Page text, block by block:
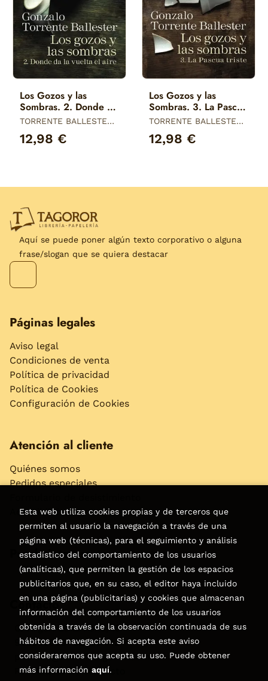
Los Gozos y las
Sombras. 2. Donde Da
la Vuelta el Aire
TORRENTE BALLESTER,
12,98 €
Los Gozos y las
Sombras. 3. La Pascua
Triste
TORRENTE BALLESTER,
12,98 €
Aquí se puede poner algún texto corporativo o alguna
frase/slogan que se quiera destacar
Páginas legales
Aviso legal
Condiciones de venta
Política de privacidad
Política de Cookies
Configuración de Cookies
Atención al cliente
Quiénes somos
Pedidos especiales
Accesibilidad
Puede interesarte
Contacto
C/Virgen de la Peña, 15
928858050–928531142
pedidos@libreriatagoror.com
Formulario de contacto
Esta web utiliza cookies propias y de terceros que
permiten al usuario la navegación a través de una
página web (técnicas), para el seguimiento y análisis
estadístico del comportamiento de los usuarios
(analíticas), que permiten la gestión de los espacios
publicitarios que, en su caso, el editor haya incluido
en una página (publicitarias) y cookies que almacenan
información del comportamiento de los usuarios
obtenida a través de la observación continuada de sus
hábitos de navegación. Si acepta este aviso
consideraremos que acepta su uso. Puede obtener
más información aquí.